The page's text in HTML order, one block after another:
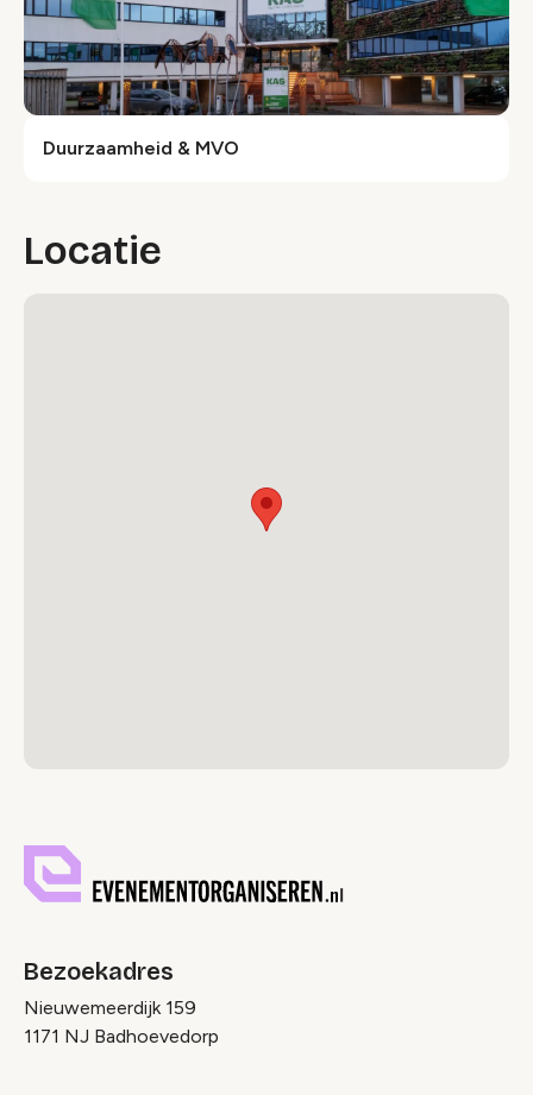
Duurzaamheid & MVO
Locatie
Bezoekadres
Nieuwemeerdijk 159
1171 NJ Badhoevedorp